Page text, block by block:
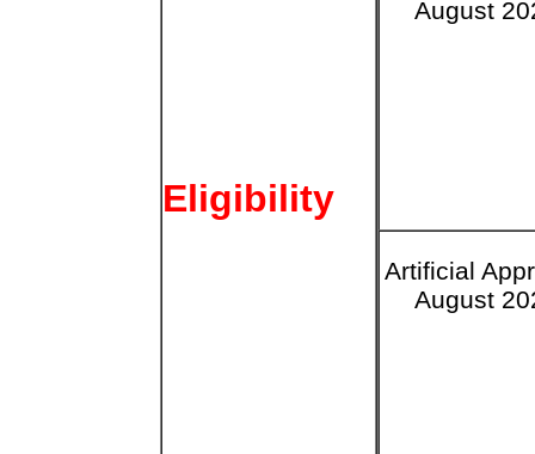
Eligibility
August
Artificial
August